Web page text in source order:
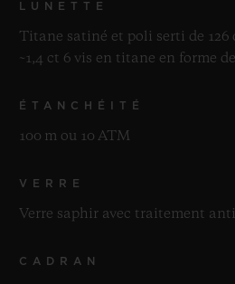
LUNETTE
Titane satiné et poli serti de
~1,4 ct 6 vis en titane en forme
ÉTANCHÉITÉ
100 m ou 10 ATM
VERRE
Verre saphir avec traitement
CADRAN